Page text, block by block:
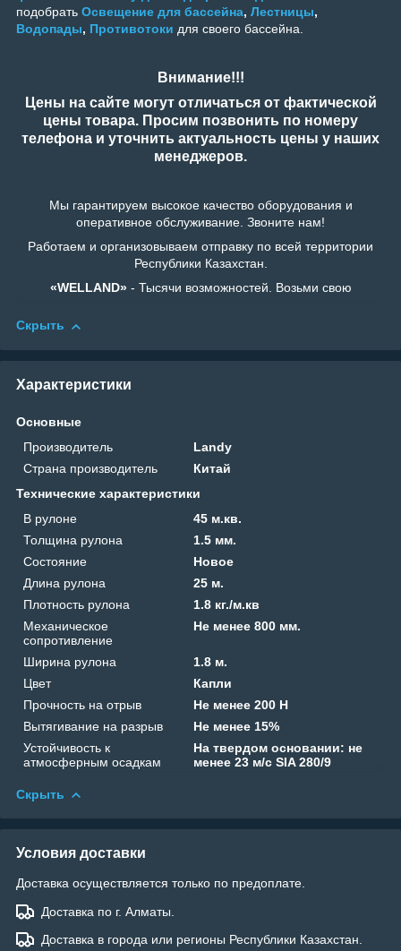
подобрать Освещение для бассейна, Лестницы,
Водопады, Противотоки для своего бассейна.
Внимание!!!
Цены на сайте могут отличаться от фактической
цены товара. Просим позвонить по номеру
телефона и уточнить актуальность цены у наших
менеджеров.
Мы гарантируем высокое качество оборудования и
оперативное обслуживание. Звоните нам!
Работаем и организовываем отправку по всей территории
Республики Казахстан.
«WELLAND»- Тысячи возможностей. Возьми свою
Скрыть
Характеристики
Основные
Производитель
Landy
Страна производитель
Китай
Технические характеристики
В рулоне
45 м.кв.
Толщина рулона
1.5 мм.
Состояние
Новое
Длина рулона
25 м.
Плотность рулона
1.8 кг./м.кв
Механическое
сопротивление
Не менее 800 мм.
Ширина рулона
1.8 м.
Цвет
Капли
Прочность на отрыв
Не менее 200 Н
Вытягивание на разрыв
Не менее 15%
Устойчивость к
атмосферным осадкам
На твердом основании: не
менее 23 м/с SIA 280/9
Скрыть
Условия доставки
Доставка осуществляется только по предоплате.
Доставка по г. Алматы.
Доставка в города или регионы Республики Казахстан.